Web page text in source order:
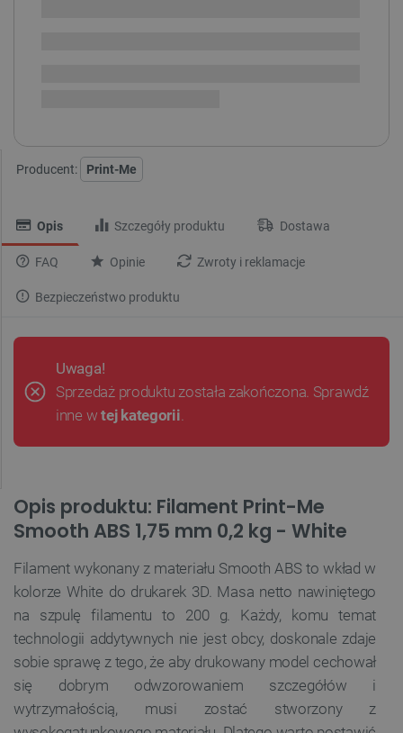
Producent: Print-Me
Opis Szczegóły produktu Dostawa
FAQ Opinie Zwroty i reklamacje
Bezpieczeństwo produktu
Uwaga!
Sprzedaż produktu została zakończona. Sprawdź
inne wtej kategorii.
Opis produktu: Filament Print-Me
Smooth ABS 1,75 mm 0,2 kg - White
Filament wykonany z materiału Smooth ABS to wkład w
kolorze White do drukarek 3D. Masa netto nawiniętego
na szpulę filamentu to 200 g. Każdy, komu temat
technologii addytywnych nie jest obcy, doskonale zdaje
sobie sprawę z tego, że aby drukowany model cechował
się dobrym odwzorowaniem szczegółów i
wytrzymałością, musi zostać stworzony z